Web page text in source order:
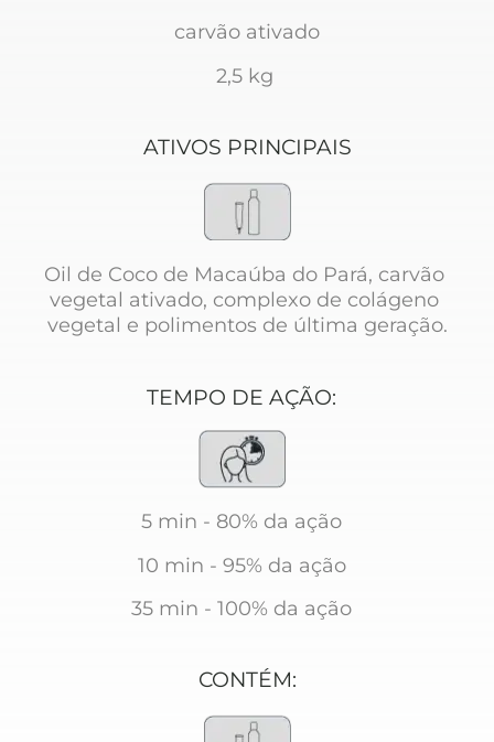
carvão ativado
2,5 kg
ATIVOS PRINCIPAIS
Oil de Coco de Macaúba do Pará, carvão
vegetal ativado, complexo de colágeno
vegetal e polimentos de última geração.
TEMPO DE AÇÃO:
5 min - 80% da ação
10 min - 95% da ação
35 min - 100% da ação
CONTÉM: